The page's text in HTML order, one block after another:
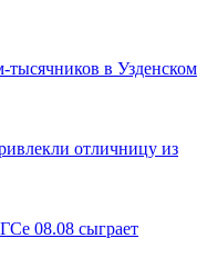
в Узденском
отличницу из
08.08 сыграет